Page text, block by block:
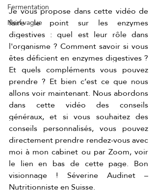
Fermentation
Nerf vague
Je vous propose dans cette vidéo de
faire le point sur les enzymes
digestives : quel est leur rôle dans
l'organisme ? Comment savoir si vous
êtes déficient en enzymes digestives ?
Et quels compléments vous pouvez
prendre ? Et bien c’est ce que nous
allons voir maintenant. Nous abordons
dans cette vidéo des conseils
généraux, et si vous souhaitez des
conseils personnalisés, vous pouvez
directement prendre rendez-vous avec
moi à mon cabinet ou par Zoom, voir
le lien en bas de cette page. Bon
visionnage ! Séverine Audinet –
Nutritionniste en Suisse.